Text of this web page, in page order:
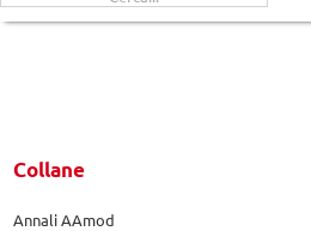
per:
Collane
Annali AAmod